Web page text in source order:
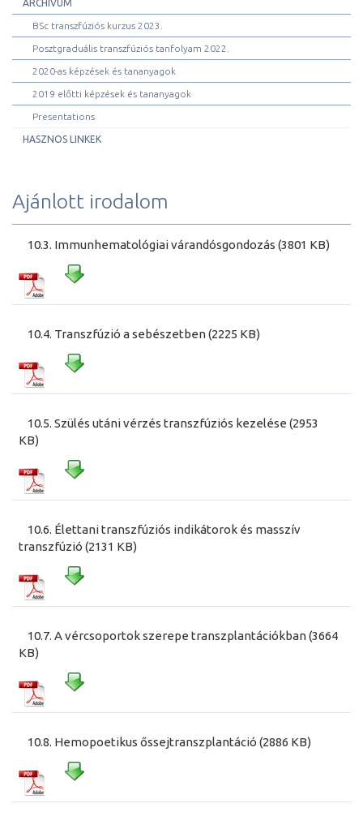
ARCHÍVUM
BSc transzfúziós kurzus 2023.
Posztgraduális transzfúziós tanfolyam 2022.
2020-as képzések és tananyagok
2019 előtti képzések és tananyagok
Presentations
HASZNOS LINKEK
Ajánlott irodalom
10.3. Immunhematológiai várandósgondozás (3801 KB)
10.4. Transzfúzió a sebészetben (2225 KB)
10.5. Szülés utáni vérzés transzfúziós kezelése (2953
KB)
10.6. Élettani transzfúziós indikátorok és masszív
transzfúzió (2131 KB)
10.7. A vércsoportok szerepe transzplantációkban (3664
KB)
10.8. Hemopoetikus őssejtranszplantáció (2886 KB)